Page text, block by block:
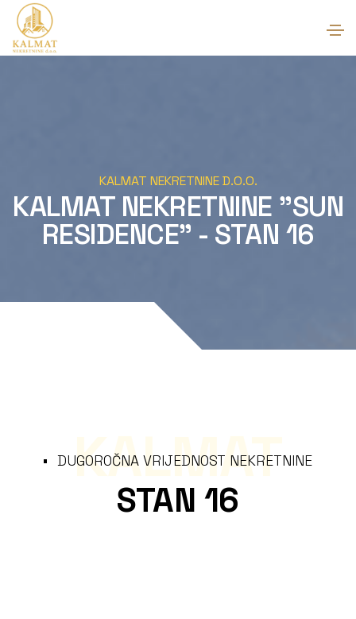
KALMAT NEKRETNINE D.O.O.
KALMAT NEKRETNINE "SUN
RESIDENCE" - STAN 16
DUGOROČNA VRIJEDNOST NEKRETNINE
STAN 16
KALMAT